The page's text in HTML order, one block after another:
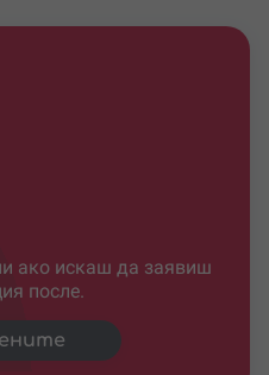
ако искаш да заявиш
после.